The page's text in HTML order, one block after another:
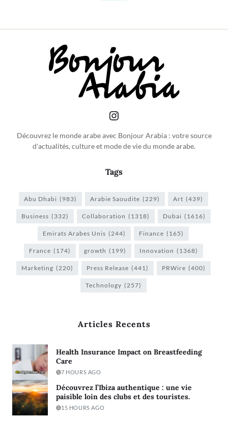
Découvrez le monde arabe avec Bonjour Arabia : votre source
d'actualités, culture et mode de vie du monde arabe.
Tags
Abu Dhabi (983) Arabie Saoudite (229) Art (439)
Business (332) Collaboration (1318) Dubai (1616)
Emirats Arabes Unis (244) Finance (165)
France (174) growth (199) Innovation (1368)
Marketing (220) Press Release (441) PRWire (400)
Technology (257)
Articles Recents
Health Insurance Impact on Breastfeeding
Care
7 HOURS AGO
Découvrez l’Ibiza authentique : une vie
paisible loin des clubs et des touristes.
15 HOURS AGO